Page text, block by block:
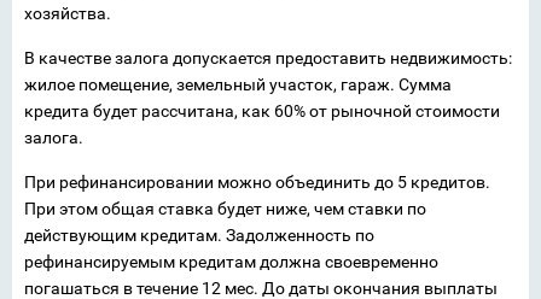
хозяйства.
В качестве залога допускается предоставить недвижимость:
жилое помещение, земельный участок, гараж. Сумма
кредита будет рассчитана, как 60% от рыночной стоимости
залога.
При рефинансировании можно объединить до 5 кредитов.
При этом общая ставка будет ниже, чем ставки по
действующим кредитам. Задолженность по
рефинансируемым кредитам должна своевременно
погашаться в течение 12 мес. До даты окончания выплаты